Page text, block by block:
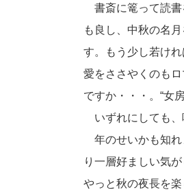
書斎に篭って読書
も良し、中秋の名
す。もう少し若け
愛をささやくのも
ですか・・・。“女
いずれにしても、
年のせいかも知れ
り一層好ましい気
やっと秋の夜長を楽